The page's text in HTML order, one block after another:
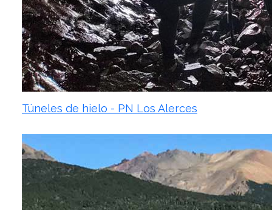
Túneles de hielo - PN Los Alerces